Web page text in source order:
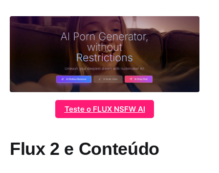
Teste o FLUX NSFW AI
Flux 2 e Conteúdo